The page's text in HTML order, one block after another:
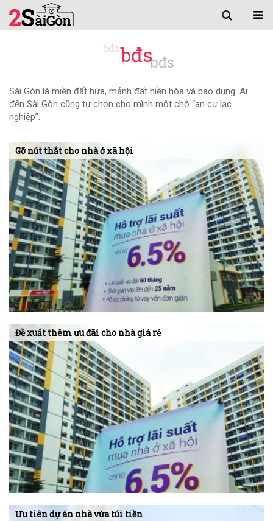
bđs
Sài Gòn là miền đất hứa, mảnh đất hiền hòa và bao dung. Ai
đến Sài Gòn cũng tự chọn cho mình một chỗ “an cư lạc
nghiệp”.
Gỡ nút thắt cho nhà ở xã hội
Đề xuất thêm ưu đãi cho nhà giá rẻ
Ưu tiên dự án nhà vừa túi tiền